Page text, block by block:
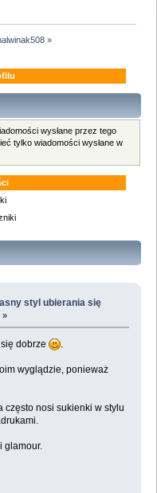
»
wysłane przez tego
tylko wiadomości wysłane w
styl ubierania się
»
dobrze .
wyglądzie, ponieważ
często nosi sukienki w stylu
glamour.